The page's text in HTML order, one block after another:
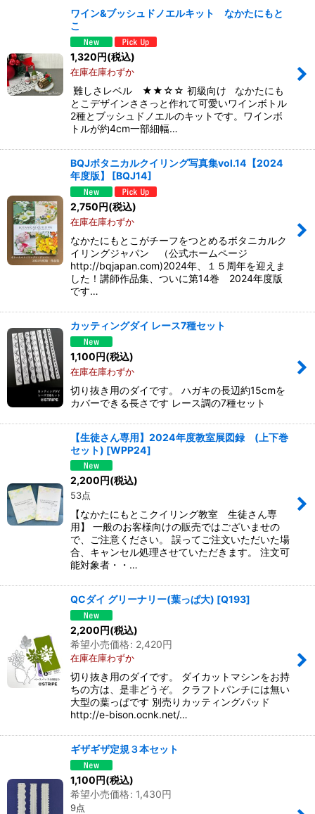
ワイン&ブッシュドノエルキット なかたにもと
こ
1,320円(税込)
在庫在庫わずか
難しさレベル ★★☆☆ 初級向け なかたにも
とこデザインささっと作れて可愛いワインボトル
2種とブッシュドノエルのキットです。ワインボ
トルが約4cm一部細幅…
BQJボタニカルクイリング写真集vol.14【2024
年度版】
[BQJ14]
2,750円(税込)
在庫在庫わずか
なかたにもとこがチーフをつとめるボタニカルク
イリングジャパン （公式ホームページ
http://bqjapan.com)2024年、１５周年を迎えま
した！講師作品集、ついに第14巻 2024年度版
です…
カッティングダイ レース7種セット
1,100円(税込)
在庫在庫わずか
切り抜き用のダイです。 ハガキの長辺約15cmを
カバーできる長さです レース調の7種セット
【生徒さん専用】2024年度教室展図録 (上下巻
セット) [WPP24]
2,200円(税込)
53点
【なかたにもとこクイリング教室 生徒さん専
用】 一般のお客様向けの販売ではございませの
で、ご注意ください。 誤ってご注文いただいた場
合、キャンセル処理させていただきます。 注文可
能対象者・・…
QCダイ グリーナリー(葉っぱ大) [Q193]
2,200円(税込)
希望小売価格: 2,420円
在庫在庫わずか
切り抜き用のダイです。 ダイカットマシンをお持
ちの方は、是非どうぞ。 クラフトパンチには無い
大型の葉っぱです 別売りカッティングパッド
http://e-bison.ocnk.net/…
ギザギザ定規３本セット
1,100円(税込)
希望小売価格: 1,430円
9点